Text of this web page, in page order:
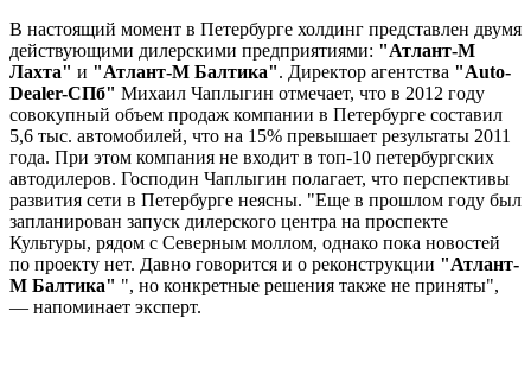
В настоящий момент в Петербурге холдинг представлен двумя
действующими дилерскими предприятиями: "Атлант-М
Лахта" и "Атлант-М Балтика". Директор агентства "Auto-
Dealer-СПб" Михаил Чаплыгин отмечает, что в 2012 году
совокупный объем продаж компании в Петербурге составил
5,6 тыс. автомобилей, что на 15% превышает результаты 2011
года. При этом компания не входит в топ-10 петербургских
автодилеров. Господин Чаплыгин полагает, что перспективы
развития сети в Петербурге неясны. "Еще в прошлом году был
запланирован запуск дилерского центра на проспекте
Культуры, рядом с Северным моллом, однако пока новостей
по проекту нет. Давно говорится и о реконструкции "Атлант-
М Балтика" ", но конкретные решения также не приняты",
— напоминает эксперт.